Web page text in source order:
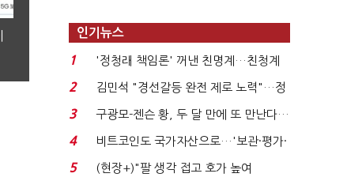
인기뉴스
1
'정청래 책임론' 꺼낸 친명계…친청계
는 추가투표 때리기...
2
김민석 "경선갈등 완전 제로 노력"…정
청래 "반명 공세 사...
3
구광모-젠슨 황, 두 달 만에 또 만난다…
로봇·AI 등 논...
4
비트코인도 국가자산으로…'보관·평가·
처분' 기준은 ...
5
(현장+)"팔 생각 접고 호가 높여